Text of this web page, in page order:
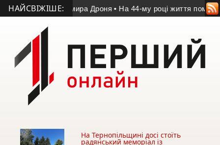
НАЙСВІЖІШЕ:
Володимира Дроня • На 44-му році життя помер
На Тернопільщині досі стоїть
радянський меморіал із